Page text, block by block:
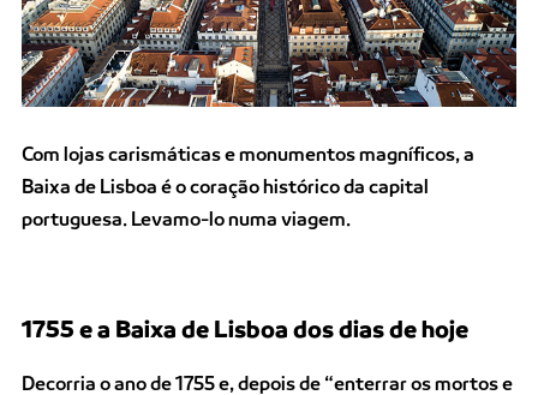
Com lojas carismáticas e monumentos magníficos, a
Baixa de Lisboa é o coração histórico da capital
portuguesa. Levamo-lo numa viagem.
1755 e a Baixa de Lisboa dos dias de hoje
Decorria o ano de 1755 e, depois de “enterrar os mortos e